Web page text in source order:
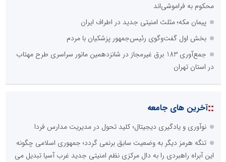
محکوم به فراموشی‌اند
پیمان مکه؛ مثلث امنیتی جدید در اطراف ایران
بخش اول گفت‌وگوی رئیس‌جمهور پزشکیان با مردم
جمع‌آوری 183 برق غیرمجاز در شانزدهمین مانور سراسری طرح مهتاب
در استان تهران
::آخرین های جامعه
نوآوری و یادگیری دیجیتال؛ کلید تحول در مدیریت مدارس فردا
تنگه هرمز دیگر به وضعیت سابق برنمی گردد؛ جمهوری اسلامی چگونه
این آبراه راهبردی را به دال مرکزی نظم امنیتی جدید غرب آسیا تبدیل می